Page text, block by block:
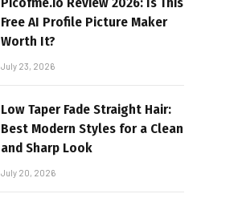
Free AI Profile Picture Maker
Worth It?
July 23, 2026
Low Taper Fade Straight Hair:
Best Modern Styles for a Clean
and Sharp Look
July 20, 2026